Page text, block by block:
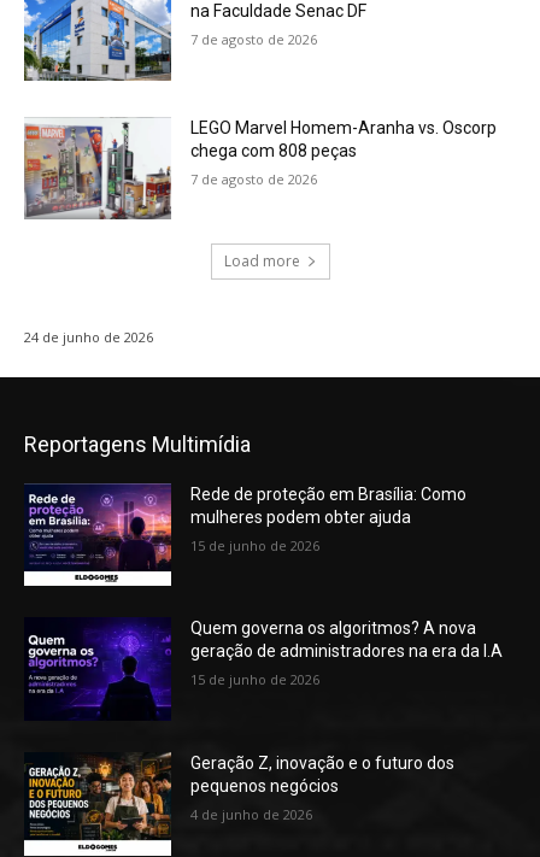
na Faculdade Senac DF
7 de agosto de 2026
LEGO Marvel Homem-Aranha vs. Oscorp
chega com 808 peças
7 de agosto de 2026
Load more
24 de junho de 2026
Reportagens Multimídia
Rede de proteção em Brasília: Como
mulheres podem obter ajuda
15 de junho de 2026
Quem governa os algoritmos? A nova
geração de administradores na era da I.A
15 de junho de 2026
Geração Z, inovação e o futuro dos
pequenos negócios
4 de junho de 2026